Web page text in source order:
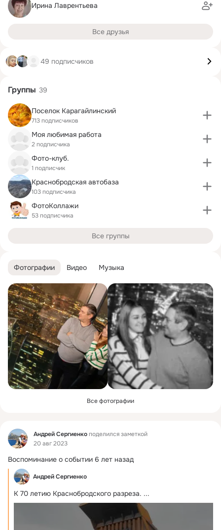
Фотографии Видео Музыка
Все фотографии
Фид Андрей Сергиенкоподелился заметкой
20 авг 2023
Воспоминание о событии 6 лет назад
Андрей Сергиенко
К 70 летию Краснобродского разреза. ...
Ирина Лаврентьева
Все друзья
49 подписчиков
Группы 39
Поселок Карагайлинский
713 подписчиков
Моя любимая работа
2 подписчика
Фото-клуб.
1 подписчик
Краснобродская автобаза
103 подписчика
ФотоКоллажи
53 подписчика
Все группы